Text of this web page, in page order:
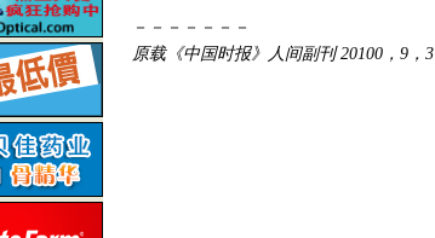
－－－－－－－
原载《中国时报》人间副刊 20100，9，3